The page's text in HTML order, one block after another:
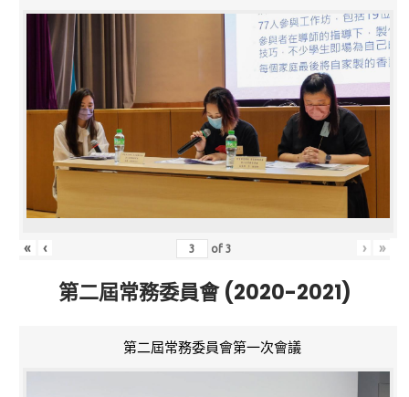
« ‹ of3 › »
第二屆常務委員會 (2020-2021)
第二屆常務委員會第一次會議